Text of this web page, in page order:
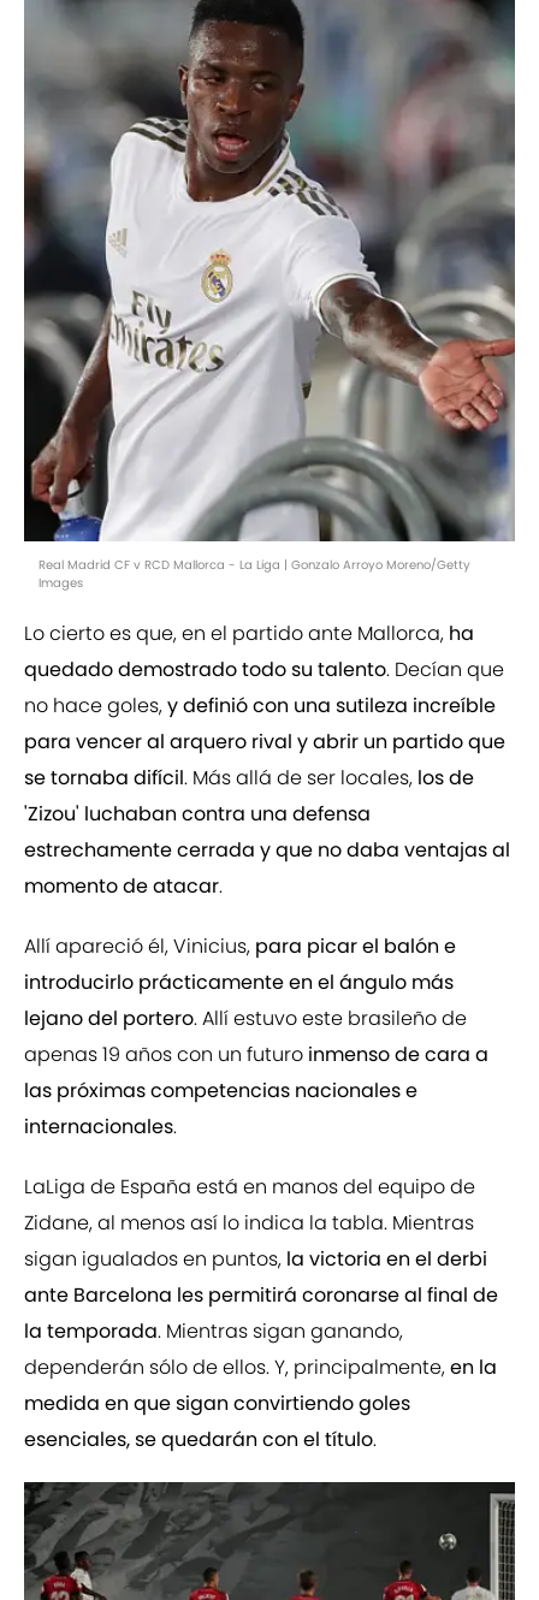
Real Madrid CF v RCD Mallorca - La Liga | Gonzalo Arroyo Moreno/Getty
Images
Lo cierto es que, en el partido ante Mallorca, ha
quedado demostrado todo su talento. Decían que
no hace goles,y definió con una sutileza increíble
para vencer al arquero rival y abrir un partido que
se tornaba difícil. Más allá de ser locales, los de
'Zizou' luchaban contra una defensa
estrechamente cerrada y que no daba ventajas al
momento de atacar.
Allí apareció él, Vinicius, para picar el balón e
introducirlo prácticamente en el ángulo más
lejano del portero. Allí estuvo este brasileño de
apenas 19 años con un futuro inmenso de cara a
las próximas competencias nacionales e
internacionales.
LaLiga de España está en manos del equipo de
Zidane, al menos así lo indica la tabla. Mientras
sigan igualados en puntos, la victoria en el derbi
ante Barcelona les permitirá coronarse al final de
la temporada. Mientras sigan ganando,
dependerán sólo de ellos. Y, principalmente,en la
medida en que sigan convirtiendo goles
esenciales, se quedarán con el título.